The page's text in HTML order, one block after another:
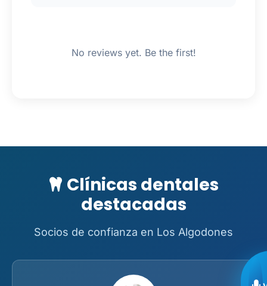
No reviews yet. Be the first!
Clínicas dentales
destacadas
Socios de confianza en Los Algodones